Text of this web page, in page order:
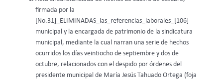
firmada por la
[No.31]_ELIMINADAS_las_referencias_laborales_[106]
municipal y la encargada de patrimonio de la sindicatura
municipal, mediante la cual narran una serie de hechos
ocurridos los días veintiocho de septiembre y dos de
octubre, relacionados con el despido por órdenes del
presidente municipal de María Jesús Tahuado Ortega (foja